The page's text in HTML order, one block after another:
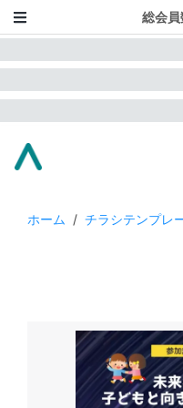
総会員
ホーム / チラシテンプレ